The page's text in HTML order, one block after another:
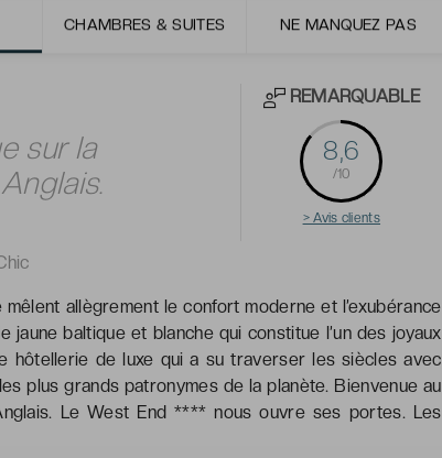
CHAMBRES & SUITES NE MANQUEZ PAS
sur la
REMARQUABLE
8,6
/10
> Avis clients
allègrement le confort moderne et l’exubérance
jaune baltique et blanche qui constitue l’un des joyaux
hôtellerie de luxe qui a su traverser les siècles avec
plus grands patronymes de la planète. Bienvenue au
Le West End **** nous ouvre ses portes. Les